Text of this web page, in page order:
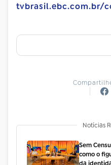
tvbrasil.ebc.com.br/
Notícias
Sem
como o
da